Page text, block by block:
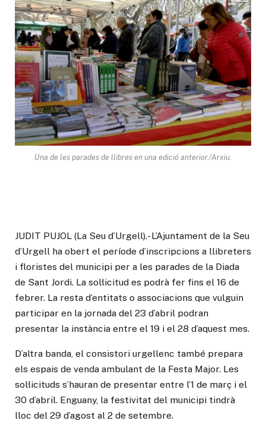
Una de les parades de llibres en una edició anterior./Arxiu.
JUDIT PUJOL (La Seu d’Urgell).- L’Ajuntament de la Seu
d’Urgell ha obert el període d’inscripcions a llibreters
i floristes del municipi per a les parades de la Diada
de Sant Jordi. La sol·licitud es podrà fer fins el 16 de
febrer. La resta d’entitats o associacions que vulguin
participar en la jornada del 23 d’abril podran
presentar la instància entre el 19 i el 28 d’aquest mes.
D’altra banda, el consistori urgellenc també prepara
els espais de venda ambulant de la Festa Major. Les
sol·licituds s’hauran de presentar entre l’1 de març i el
30 d’abril. Enguany, la festivitat del municipi tindrà
lloc del 29 d’agost al 2 de setembre.